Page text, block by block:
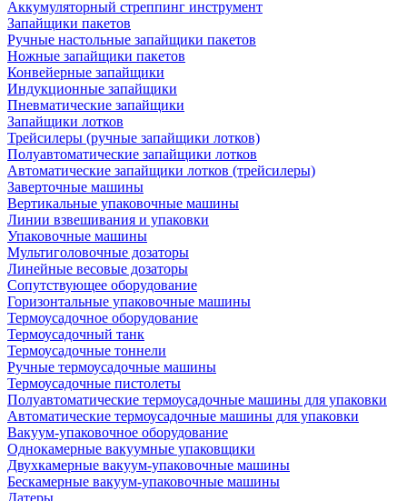
Аккумуляторный стреппинг инструмент
Запайщики пакетов
Ручные настольные запайщики пакетов
Ножные запайщики пакетов
Конвейерные запайщики
Индукционные запайщики
Пневматические запайщики
Запайщики лотков
Трейсилеры (ручные запайщики лотков)
Полуавтоматические запайщики лотков
Автоматические запайщики лотков (трейсилеры)
Заверточные машины
Вертикальные упаковочные машины
Линии взвешивания и упаковки
Упаковочные машины
Мультиголовочные дозаторы
Линейные весовые дозаторы
Сопутствующее оборудование
Горизонтальные упаковочные машины
Термоусадочное оборудование
Термоусадочный танк
Термоусадочные тоннели
Ручные термоусадочные машины
Термоусадочные пистолеты
Полуавтоматические термоусадочные машины для упаковки
Автоматические термоусадочные машины для упаковки
Вакуум-упаковочное оборудование
Однокамерные вакуумные упаковщики
Двухкамерные вакуум-упаковочные машины
Бескамерные вакуум-упаковочные машины
Датеры